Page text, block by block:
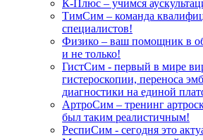
К-Плюс – учимся
ТимСим – команда
специалистов!
Физико – ваш помощник в
и не только!
ГистСим - первый в мире
гистероскопии, переноса
диагностики на единой
АртроСим – тренинг
был таким реалистичным!
РеспиСим - сегодня это